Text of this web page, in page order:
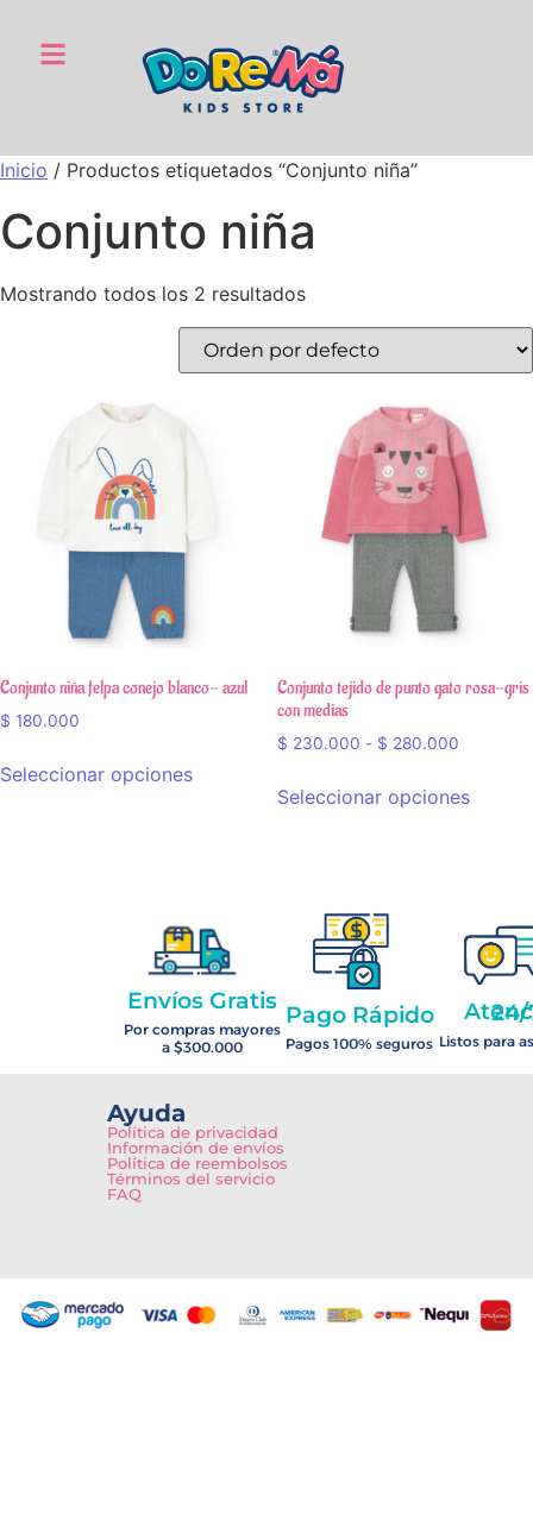
Inicio / Productos etiquetados “Conjunto niña”
Conjunto niña
Mostrando todos los 2 resultados
Conjunto niña felpa conejo blanco- azul
$ 180.000
Seleccionar opciones
Conjunto tejido de punto gato rosa-gris
con medias
$ 230.000 - $ 280.000
Seleccionar opciones
Envíos Gratis
Por compras mayores
a $300.000
Pago Rápido
Pagos 100% seguros
Atención
Listos para
Ayuda
Política de privacidad
Información de envíos
Política de reembolsos
Términos del servicio
FAQ